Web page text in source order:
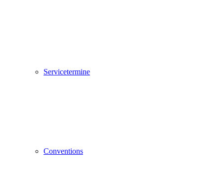
Servicetermine
Conventions